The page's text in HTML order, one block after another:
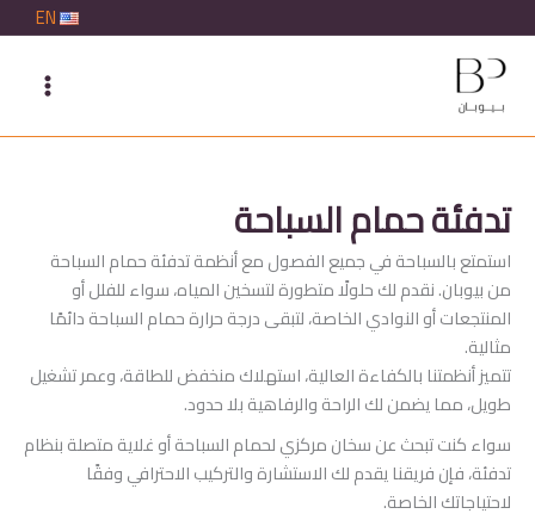
إلى
المحتوى
تدفئة حمام السباحة
استمتع بالسباحة في جميع الفصول مع أنظمة تدفئة حمام السباحة
من بيوبان. نقدم لك حلولًا متطورة لتسخين المياه، سواء للفلل أو
المنتجعات أو النوادي الخاصة، لتبقى درجة حرارة حمام السباحة دائمًا
مثالية.
تتميز أنظمتنا بالكفاءة العالية، استهلاك منخفض للطاقة، وعمر تشغيل
طويل، مما يضمن لك الراحة والرفاهية بلا حدود.
سواء كنت تبحث عن سخان مركزي لحمام السباحة أو غلاية متصلة بنظام
تدفئة، فإن فريقنا يقدم لك الاستشارة والتركيب الاحترافي وفقًا
لاحتياجاتك الخاصة.